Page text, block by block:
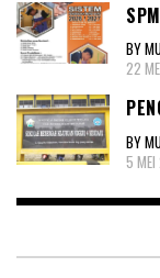
BY
22
BY
5